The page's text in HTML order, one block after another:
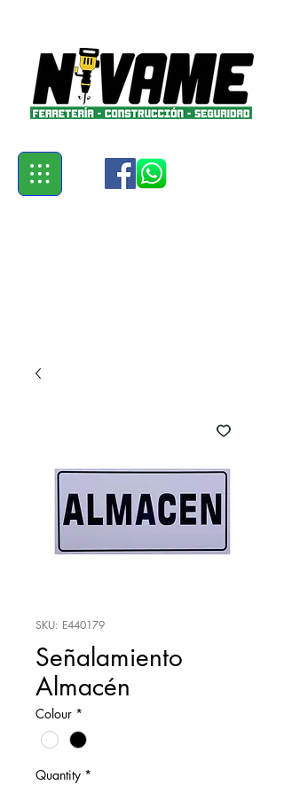
SKU: E440179
Señalamiento
Almacén
Colour *
Quantity *